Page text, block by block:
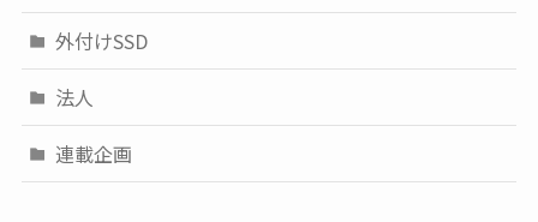
外付けSSD
法人
連載企画